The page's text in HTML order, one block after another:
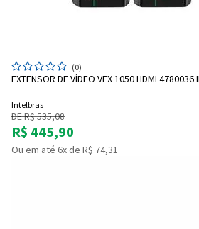
(0)
EXTENSOR DE VÍDEO VEX 1050 HDMI 4780036
Intelbras
DE R$ 535,08
R$ 445,90
Ou em até 6x de R$ 74,31